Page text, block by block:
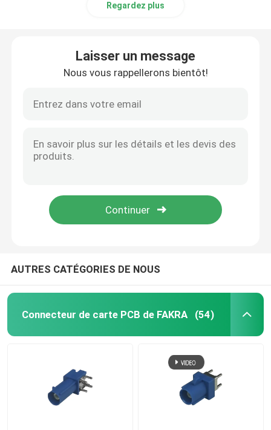
Regardez plus
Laisser un message
Nous vous rappellerons bientôt!
AUTRES CATÉGORIES DE NOUS
Connecteur de carte PCB de FAKRA (54)